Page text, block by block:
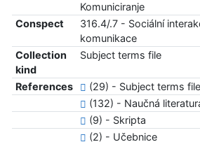
Komuniciranje
Conspect
316.4/.7 - Sociální
komunikace
Collection
kind
Subject terms file
References
(29) - Subject terms file
(132) - Naučná
(9) - Skripta
(2) - Učebnice